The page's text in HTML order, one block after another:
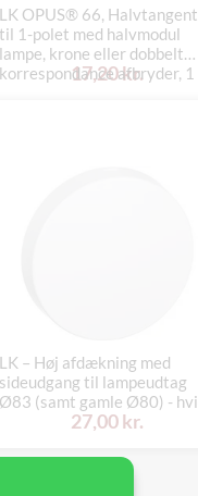
LK OPUS® 66, Halvtangent
til 1-polet med halvmodul
lampe, krone eller dobbelt
korrespondance afbryder, 1
17,20 kr.
LK – Høj afdækning med
sideudgang til lampeudtag
Ø83 (samt gamle Ø80) -
27,00 kr.